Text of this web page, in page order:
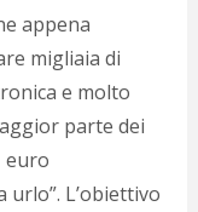
appena
migliaia di
e molto
parte dei
euro
urlo”. L’obiettivo